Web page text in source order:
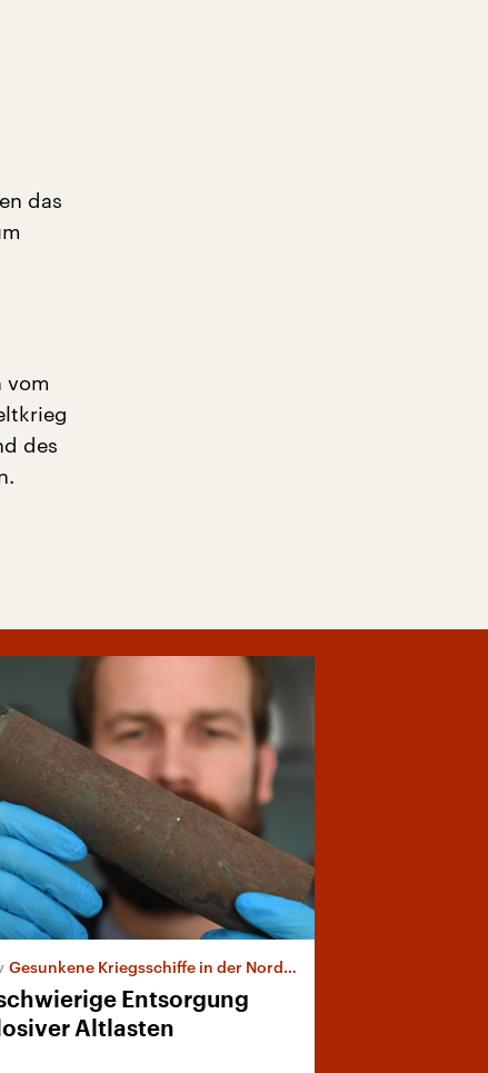
das
vom
des
Gesunkene Kriegsschiffe in der Nordsee
Entsorgung
Altlasten